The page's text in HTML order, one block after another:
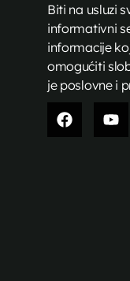
Biti na usluzi
informativni
informacije
omogućiti
je poslovne i